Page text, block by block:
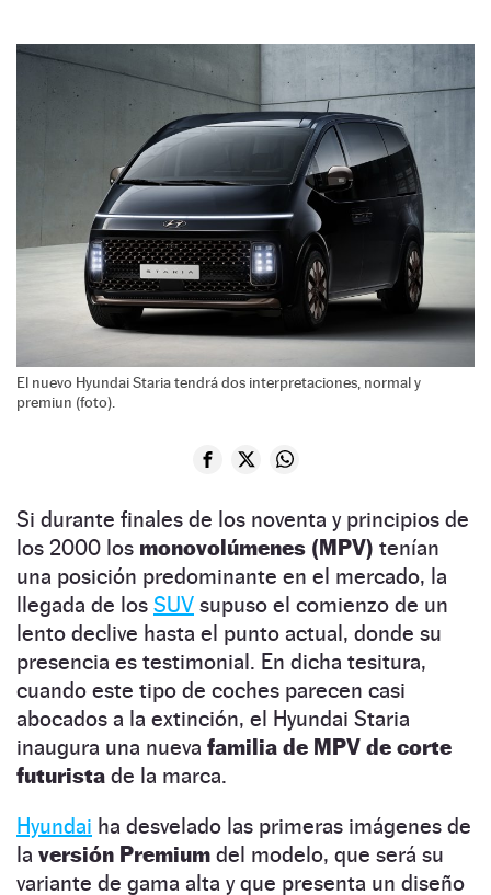
El nuevo Hyundai Staria tendrá dos interpretaciones, normal y
premiun (foto).
Si durante finales de los noventa y principios de
los 2000 los monovolúmenes (MPV) tenían
una posición predominante en el mercado, la
llegada de los SUV supuso el comienzo de un
lento declive hasta el punto actual, donde su
presencia es testimonial. En dicha tesitura,
cuando este tipo de coches parecen casi
abocados a la extinción, el Hyundai Staria
inaugura una nueva familia de MPV de corte
futurista de la marca.
Hyundai ha desvelado las primeras imágenes de
la versión Premium del modelo, que será su
variante de gama alta y que presenta un diseño